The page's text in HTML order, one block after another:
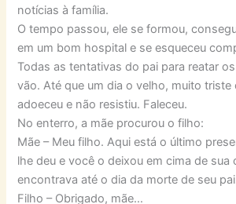
notícias à família.
O tempo passou, ele se formou,
em um bom hospital e se esqueceu
Todas as tentativas do pai para reatar
vão. Até que um dia o velho, muito triste
adoeceu e não resistiu. Faleceu.
No enterro, a mãe procurou o filho:
Mãe – Meu filho. Aqui está o último
lhe deu e você o deixou em cima de sua
encontrava até o dia da morte de seu
Filho – Obrigado, mãe…